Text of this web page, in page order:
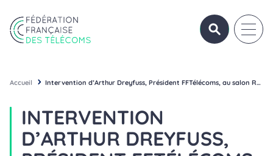
OUVRIR/
Accueil Intervention d’Arthur Dreyfuss, Président FFTélécoms, au salon RuraliTIC 2019
INTERVENTION
D’ARTHUR DREYFUSS,